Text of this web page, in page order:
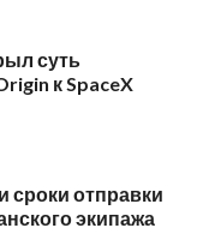
суть
к SpaceX
сроки отправки
экипажа